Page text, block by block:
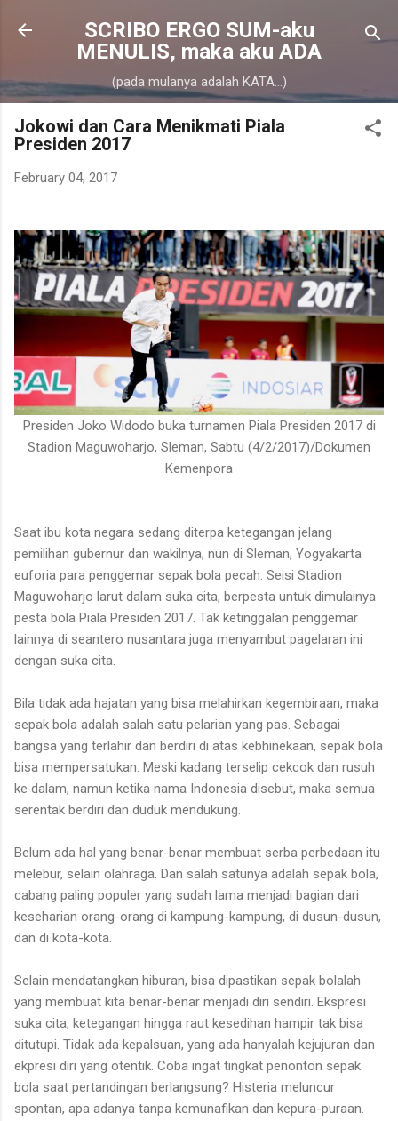
Skip to main content
SCRIBO ERGO SUM-aku
MENULIS, maka aku ADA
(pada mulanya adalah KATA...)
Jokowi dan Cara Menikmati Piala
Presiden 2017
February 04, 2017
Presiden Joko Widodo buka turnamen Piala Presiden 2017 di
Stadion Maguwoharjo, Sleman, Sabtu (4/2/2017)/Dokumen
Kemenpora
Saat ibu kota negara sedang diterpa ketegangan jelang
pemilihan gubernur dan wakilnya, nun di Sleman, Yogyakarta
euforia para penggemar sepak bola pecah. Seisi Stadion
Maguwoharjo larut dalam suka cita, berpesta untuk dimulainya
pesta bola Piala Presiden 2017. Tak ketinggalan penggemar
lainnya di seantero nusantara juga menyambut pagelaran ini
dengan suka cita.
Bila tidak ada hajatan yang bisa melahirkan kegembiraan, maka
sepak bola adalah salah satu pelarian yang pas. Sebagai
bangsa yang terlahir dan berdiri di atas kebhinekaan, sepak bola
bisa mempersatukan. Meski kadang terselip cekcok dan rusuh
ke dalam, namun ketika nama Indonesia disebut, maka semua
serentak berdiri dan duduk mendukung.
Belum ada hal yang benar-benar membuat serba perbedaan itu
melebur, selain olahraga. Dan salah satunya adalah sepak bola,
cabang paling populer yang sudah lama menjadi bagian dari
keseharian orang-orang di kampung-kampung, di dusun-dusun,
dan di kota-kota.
Selain mendatangkan hiburan, bisa dipastikan sepak bolalah
yang membuat kita benar-benar menjadi diri sendiri. Ekspresi
suka cita, ketegangan hingga raut kesedihan hampir tak bisa
ditutupi. Tidak ada kepalsuan, yang ada hanyalah kejujuran dan
ekpresi diri yang otentik. Coba ingat tingkat penonton sepak
bola saat pertandingan berlangsung? Histeria meluncur
spontan, apa adanya tanpa kemunafikan dan kepura-puraan.